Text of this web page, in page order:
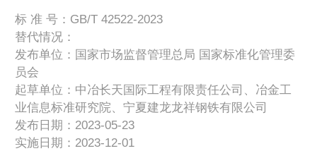
标 准 号：GB/T 42522-2023
替代情况：
发布单位：国家市场监督管理总局 国家标准化管理委
员会
起草单位：中冶长天国际工程有限责任公司、冶金工
业信息标准研究院、宁夏建龙龙祥钢铁有限公司
发布日期：2023-05-23
实施日期：2023-12-01